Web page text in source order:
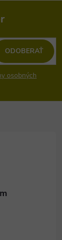
osobných
ODOBERAŤ